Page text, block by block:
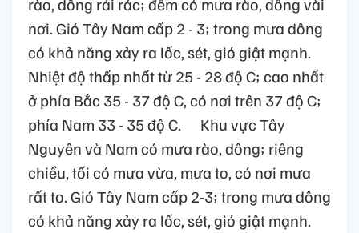
rào, dông rải rác; đêm có mưa rào, dông vài
nơi. Gió Tây Nam cấp 2 - 3; trong mưa dông
có khả năng xảy ra lốc, sét, gió giật mạnh.
Nhiệt độ thấp nhất từ 25 - 28 độ C; cao nhất
ở phía Bắc 35 - 37 độ C, có nơi trên 37 độ C;
phía Nam 33 - 35 độ C. Khu vực Tây
Nguyên và Nam có mưa rào, dông; riêng
chiều, tối có mưa vừa, mưa to, có nơi mưa
rất to. Gió Tây Nam cấp 2-3; trong mưa dông
có khả năng xảy ra lốc, sét, gió giật mạnh.